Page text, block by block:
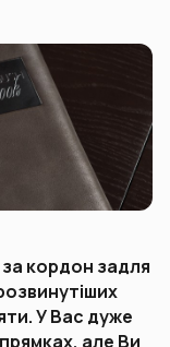
за кордон задля
У Вас дуже
але Ви